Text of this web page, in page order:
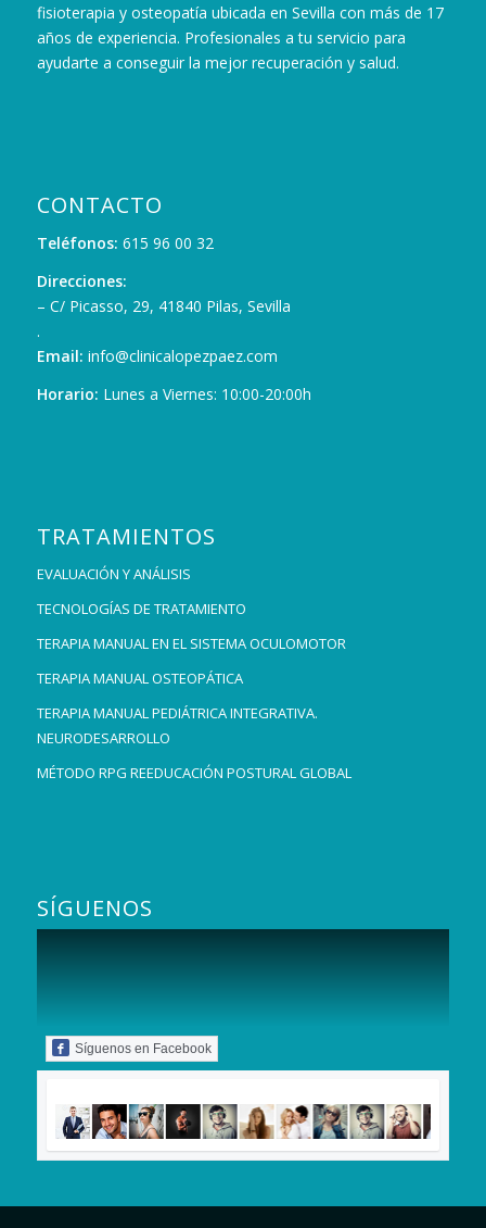
fisioterapia y osteopatía ubicada en Sevilla con más de 17
años de experiencia. Profesionales a tu servicio para
ayudarte a conseguir la mejor recuperación y salud.
CONTACTO
Teléfonos: 615 96 00 32
Direcciones:
– C/ Picasso, 29, 41840 Pilas, Sevilla
.
Email: info@clinicalopezpaez.com
Horario: Lunes a Viernes: 10:00-20:00h
TRATAMIENTOS
EVALUACIÓN Y ANÁLISIS
TECNOLOGÍAS DE TRATAMIENTO
TERAPIA MANUAL EN EL SISTEMA OCULOMOTOR
TERAPIA MANUAL OSTEOPÁTICA
TERAPIA MANUAL PEDIÁTRICA INTEGRATIVA.
NEURODESARROLLO
MÉTODO RPG REEDUCACIÓN POSTURAL GLOBAL
SÍGUENOS
Síguenos en Facebook